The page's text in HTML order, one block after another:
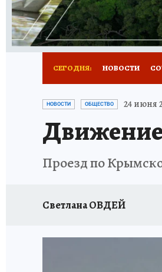
СЕГОДНЯ: НОВОСТИ
ОТДЫХ В
НОВОСТИ ОБЩЕСТВО 24 июня
Проезд по
Светлана ОВДЕЙ